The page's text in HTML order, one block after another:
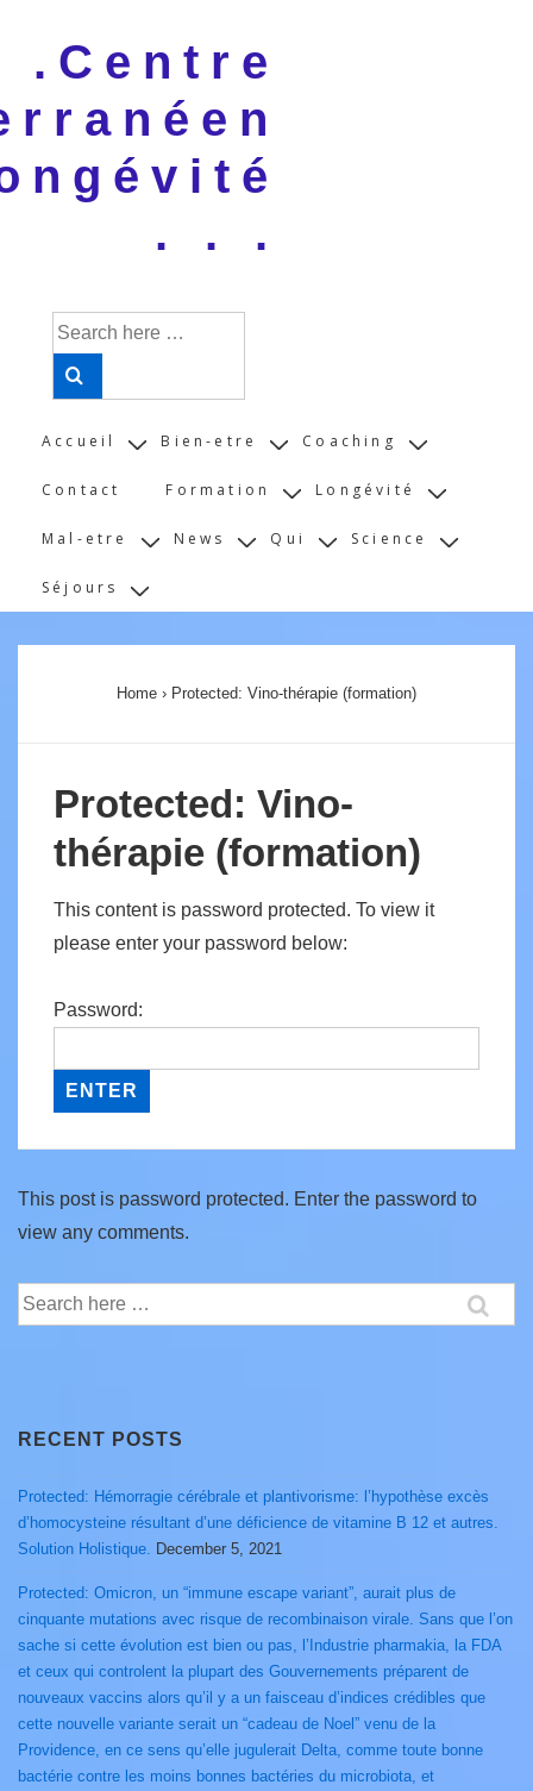
Main
.Centre
. . .
Search
for:
Main
Accueil Bien-etre Coaching
Contact Formation Longévité
Mal-etre News Qui Science
Séjours
Home › Protected: Vino-thérapie (formation)
Protected: Vino-
thérapie (formation)
This content is password protected. To view it
please enter your password below:
Password:
This post is password protected. Enter the password to
view any comments.
Search
for:
RECENT POSTS
Protected: Hémorragie cérébrale et plantivorisme: l’hypothèse excès
d’homocysteine résultant d’une déficience de vitamine B 12 et autres.
Solution Holistique. December 5, 2021
Protected: Omicron, un “immune escape variant”, aurait plus de
cinquante mutations avec risque de recombinaison virale. Sans que l’on
sache si cette évolution est bien ou pas, l’Industrie pharmakia, la FDA
et ceux qui controlent la plupart des Gouvernements préparent de
nouveaux vaccins alors qu’il y a un faisceau d’indices crédibles que
cette nouvelle variante serait un “cadeau de Noel” venu de la
Providence, en ce sens qu’elle jugulerait Delta, comme toute bonne
bactérie contre les moins bonnes bactéries du microbiota, et